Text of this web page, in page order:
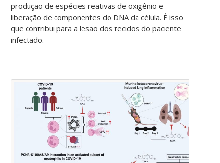
produção de espécies reativas de oxigênio e
liberação de componentes do DNA da célula. É isso
que contribui para a lesão dos tecidos do paciente
infectado.